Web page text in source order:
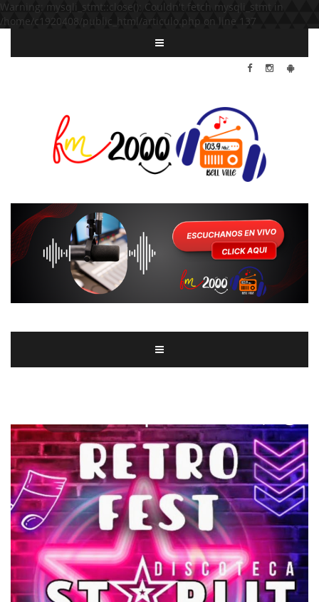
Warning: mysqli_stmt::close(): Couldn't fetch mysqli_stmt in
/home/c1920408/public_html/articulo.php on line 137